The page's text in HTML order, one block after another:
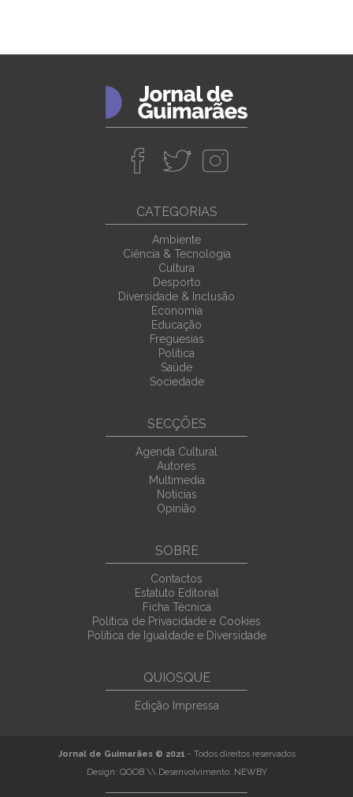
CATEGORIAS
Ambiente
Ciência & Tecnologia
Cultura
Desporto
Diversidade & Inclusão
Economia
Educação
Freguesias
Política
Saúde
Sociedade
SECÇÕES
Agenda Cultural
Autores
Multimedia
Noticias
Opinião
SOBRE
Contactos
Estatuto Editorial
Ficha Técnica
Política de Privacidade e Cookies
Política de Igualdade e Diversidade
QUIOSQUE
Edição Impressa
Jornal de Guimarães © 2021 - Todos direitos reservados
Design: QOOB\\ Desenvolvimento: NEWBY